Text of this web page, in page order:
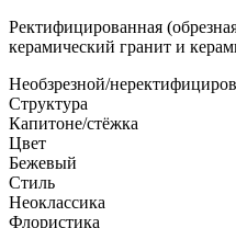
Ректифицированная
керамический гранит и
Необзрезной/
Структура
Капитоне/стёжка
Цвет
Бежевый
Стиль
Неоклассика
Флористика